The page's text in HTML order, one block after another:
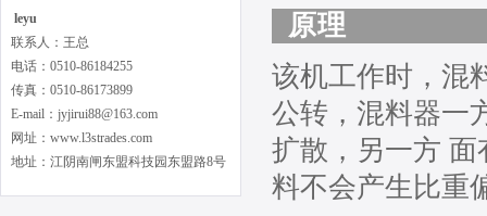
leyu
联系人：王总
电话：0510-86184255
传真：0510-86173899
E-mail：jyjirui88@163.com
网址：www.l3strades.com
地址：江阴南闸东盟科技园东盟路8号
原理
该机工作时，混
公转，混料器一
扩散，另一方
料不会产生比重